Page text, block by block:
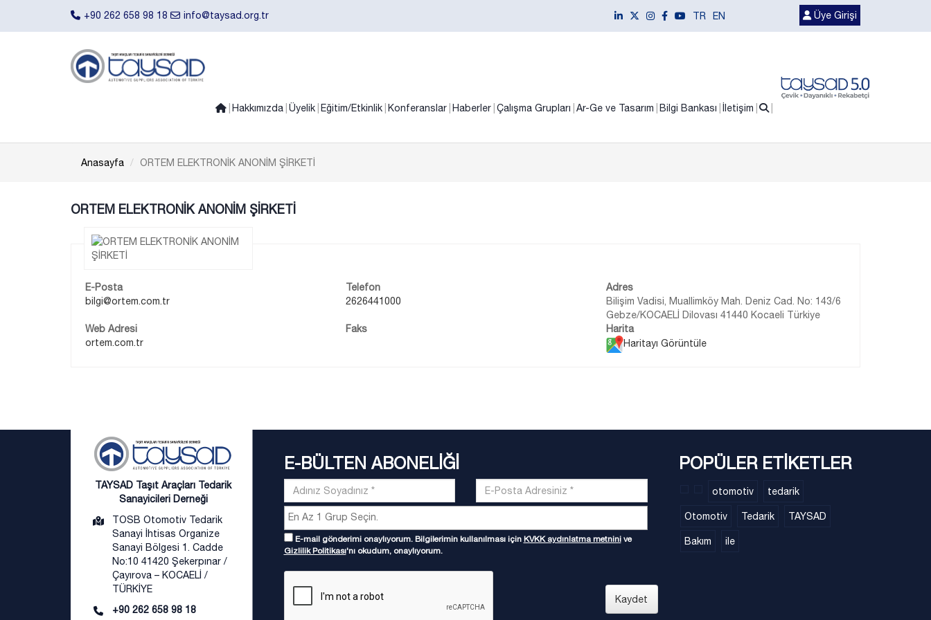
+90 262 658 98 18 info@taysad.org.tr TR EN Üye Girişi
Hakkımızda Üyelik Eğitim/Etkinlik Konferanslar Haberler Çalışma Grupları Ar-Ge ve Tasarım Bilgi Bankası İletişim
Anasayfa ORTEM ELEKTRONİK ANONİM ŞİRKETİ
ORTEM ELEKTRONİK ANONİM ŞİRKETİ
E-Posta
bilgi@ortem.com.tr
Web Adresi
ortem.com.tr
Telefon
2626441000
Faks
Adres
Bilişim Vadisi, Muallimköy Mah. Deniz Cad. No: 143/6
Gebze/KOCAELİ Dilovası 41440 Kocaeli Türkiye
Harita
Haritayı Görüntüle
TAYSAD Taşıt Araçları Tedarik
Sanayicileri Derneği
TOSB Otomotiv Tedarik
Sanayi İhtisas Organize
Sanayi Bölgesi 1. Cadde
No:10 41420 Şekerpınar /
Çayırova – KOCAELİ /
TÜRKİYE
+90 262 658 98 18
E-BÜLTEN ABONELİĞİ
E-mail gönderimi onaylıyorum. Bilgilerimin kullanılması için KVKK aydınlatma metninive
Gizlilik Politikası'nı okudum, onaylıyorum.
Kaydet
POPÜLER ETİKETLER
otomotiv tedarik
Otomotiv Tedarik TAYSAD
Bakım ile